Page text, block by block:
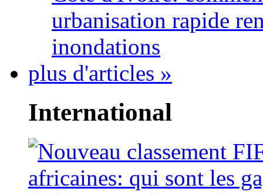
urbanisation rapide
inondations
plus d'articles »
International